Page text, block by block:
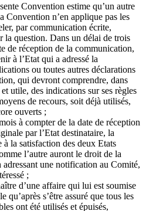
Convention estime qu’un autre
Convention n’en applique pas les
par communication écrite,
la question. Dans un délai de trois
de réception de la communication,
à l’Etat qui a adressé la
ou toutes autres déclarations
qui devront comprendre, dans
utile, des indications sur ses règles
de recours, soit déjà utilisés,
ouverts ;
à compter de la date de réception
par l’Etat destinataire, la
à la satisfaction des deux Etats
l’autre auront le droit de la
adressant une notification au Comité,
;
d’une affaire qui lui est soumise
qu’après s’être assuré que tous les
ont été utilisés et épuisés,